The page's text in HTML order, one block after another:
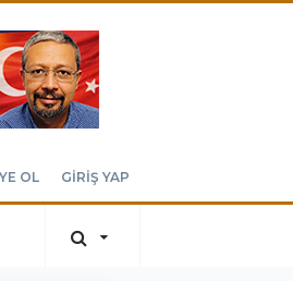
OL GİRİŞ YAP